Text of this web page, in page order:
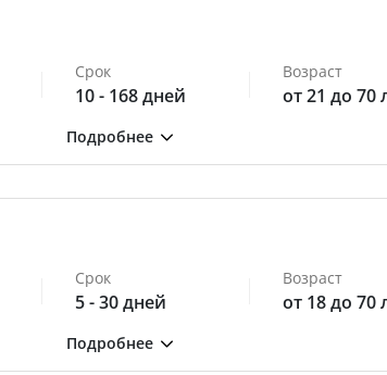
Срок
10 - 168 дней
Возраст
от 21 до 70
Срок
5 - 30 дней
Возраст
от 18 до 70